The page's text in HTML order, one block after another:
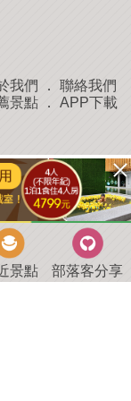
我們 ． 聯絡我們
景點． APP下載
景點 部落客分享